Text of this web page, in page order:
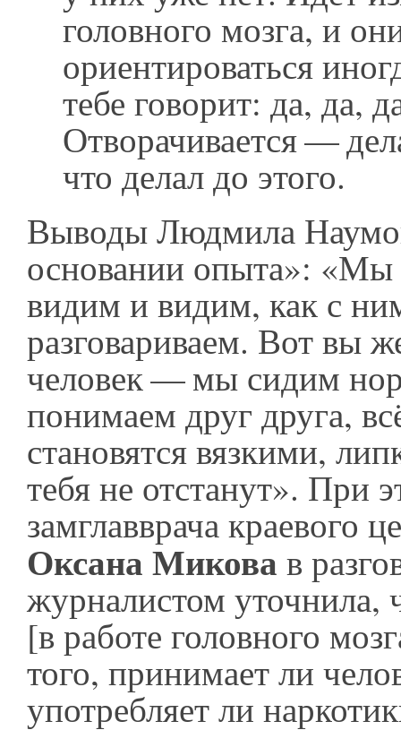
головного мозга, и
ориентироваться
тебе говорит: да, да,
Отворачивается —
что делал до этого.
Выводы Людмила
основании опыта»:
видим и видим, как с
разговариваем. Вот вы
человек — мы сидим
понимаем друг друга,
становятся вязкими,
тебя не отстанут». При
замглавврача краевого
Оксана Микова в
журналистом уточнила,
[в работе головного
того, принимает ли
употребляет ли